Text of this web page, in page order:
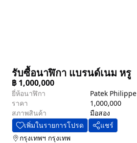
รับซื้อนาฬิกา แบรนด์เนม หรู
฿ 1,000,000
ยี่ห้อนาฬิกา
Patek Philippe
ราคา
1,000,000
สภาพสินค้า
มือสอง
เพิ่มในรายการโปรด
แชร์
กรุงเทพฯ กรุงเทพ